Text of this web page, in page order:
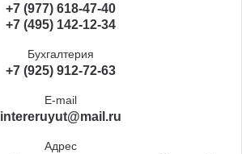
+7 (977) 618-47-40
+7 (495) 142-12-34
Бухгалтерия
+7 (925) 912-72-63
E-mail
intereruyut@mail.ru
Адрес